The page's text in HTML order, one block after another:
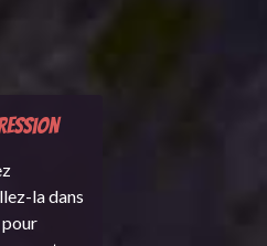
la dans
pour